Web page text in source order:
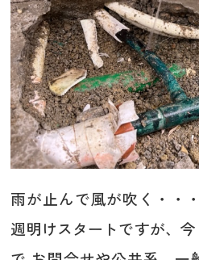
雨が止んで風が吹く・・
週明けスタートですが、